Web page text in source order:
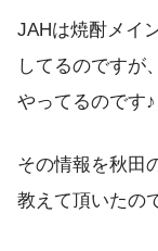
JAHは焼酎メイ
してるのですが
やってるのです♪
その情報を秋田
教えて頂いたの